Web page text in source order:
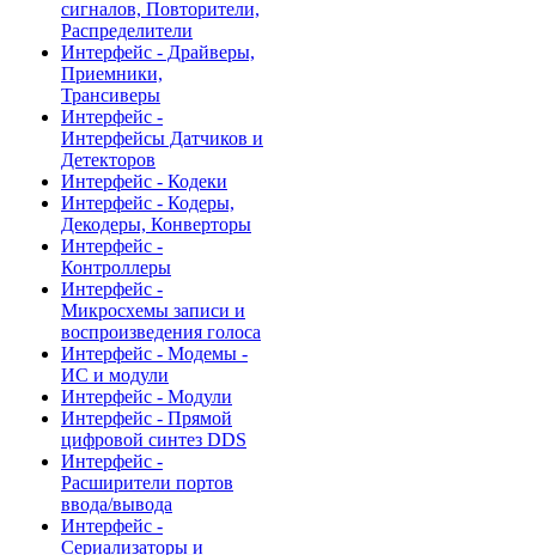
сигналов, Повторители,
Распределители
Интерфейс - Драйверы,
Приемники,
Трансиверы
Интерфейс -
Интерфейсы Датчиков и
Детекторов
Интерфейс - Кодеки
Интерфейс - Кодеры,
Декодеры, Конверторы
Интерфейс -
Контроллеры
Интерфейс -
Микросхемы записи и
воспроизведения голоса
Интерфейс - Модемы -
ИС и модули
Интерфейс - Модули
Интерфейс - Прямой
цифровой синтез DDS
Интерфейс -
Расширители портов
ввода/вывода
Интерфейс -
Сериализаторы и